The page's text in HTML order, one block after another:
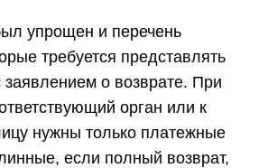
упрощен и перечень
требуется представлять
о возврате. При
орган или к
нужны только платежные
если полный возврат,